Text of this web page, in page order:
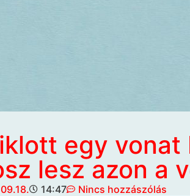
egy vonat
lesz azon a
14:47 Nincs hozzászólás